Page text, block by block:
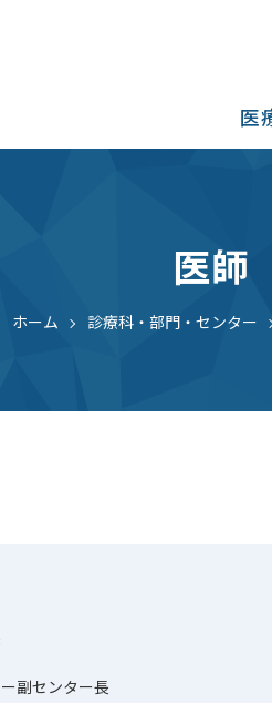
医
医師
ホーム 診療科・部門・センター
副センター長